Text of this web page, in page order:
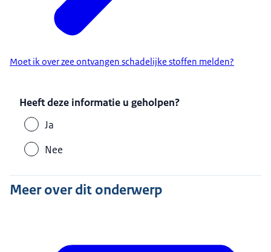
Moet ik over zee ontvangen schadelijke stoffen melden?
Heeft deze informatie u geholpen?
Ja
Nee
Meer over dit onderwerp